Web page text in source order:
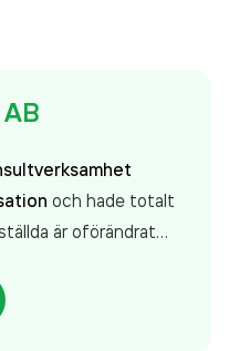
och hade totalt
är oförändrat
(2025).